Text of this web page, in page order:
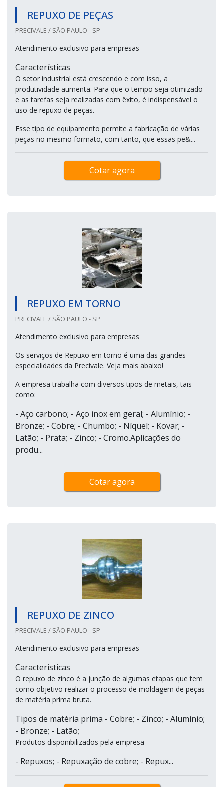
REPUXO DE PEÇAS
PRECIVALE / SÃO PAULO - SP
Atendimento exclusivo para empresas
Características
O setor industrial está crescendo e com isso, a
produtividade aumenta. Para que o tempo seja otimizado
e as tarefas seja realizadas com êxito, é indispensável o
uso de repuxo de peças.
Esse tipo de equipamento permite a fabricação de várias
peças no mesmo formato, com tanto, que essas pe&...
Cotar agora
REPUXO EM TORNO
PRECIVALE / SÃO PAULO - SP
Atendimento exclusivo para empresas
Os serviços de Repuxo em torno é uma das grandes
especialidades da Precivale. Veja mais abaixo!
A empresa trabalha com diversos tipos de metais, tais
como:
- Aço carbono; - Aço inox em geral; - Alumínio; -
Bronze; - Cobre; - Chumbo; - Níquel; - Kovar; -
Latão; - Prata; - Zinco; - Cromo.Aplicações do
produ...
Cotar agora
REPUXO DE ZINCO
PRECIVALE / SÃO PAULO - SP
Atendimento exclusivo para empresas
Caracteristicas
O repuxo de zinco é a junção de algumas etapas que tem
como objetivo realizar o processo de moldagem de peças
de matéria prima bruta.
Tipos de matéria prima - Cobre; - Zinco; - Alumínio;
- Bronze; - Latão;
Produtos disponibilizados pela empresa
- Repuxos; - Repuxação de cobre; - Repux...